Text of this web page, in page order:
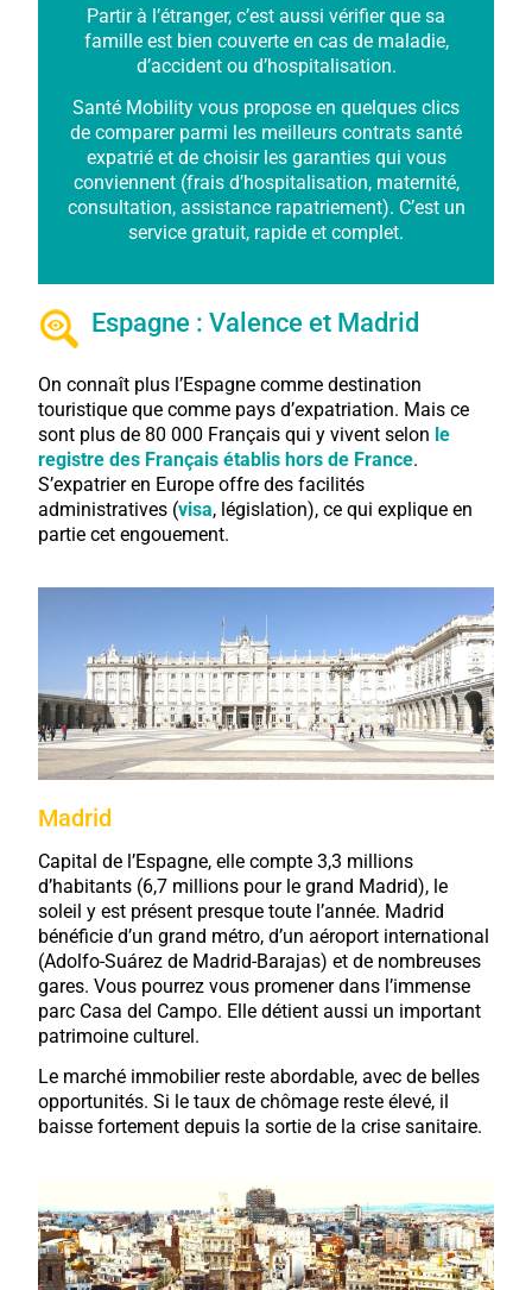
Partir à l’étranger, c’est aussi vérifier que sa
famille est bien couverte en cas de maladie,
d’accident ou d’hospitalisation.
Santé Mobility vous propose en quelques clics
de comparer parmi les meilleurs contrats santé
expatrié et de choisir les garanties qui vous
conviennent (frais d’hospitalisation, maternité,
consultation, assistance rapatriement). C’est un
service gratuit, rapide et complet.
Espagne : Valence et Madrid
On connaît plus l’Espagne comme destination
touristique que comme pays d’expatriation. Mais ce
sont plus de 80 000 Français qui y vivent selon le
registre des Français établis hors de France.
S’expatrier en Europe offre des facilités
administratives (visa, législation), ce qui explique en
partie cet engouement.
Madrid
Capital de l’Espagne, elle compte 3,3 millions
d’habitants (6,7 millions pour le grand Madrid), le
soleil y est présent presque toute l’année. Madrid
bénéficie d’un grand métro, d’un aéroport international
(Adolfo-Suárez de Madrid-Barajas) et de nombreuses
gares. Vous pourrez vous promener dans l’immense
parc Casa del Campo. Elle détient aussi un important
patrimoine culturel.
Le marché immobilier reste abordable, avec de belles
opportunités. Si le taux de chômage reste élevé, il
baisse fortement depuis la sortie de la crise sanitaire.